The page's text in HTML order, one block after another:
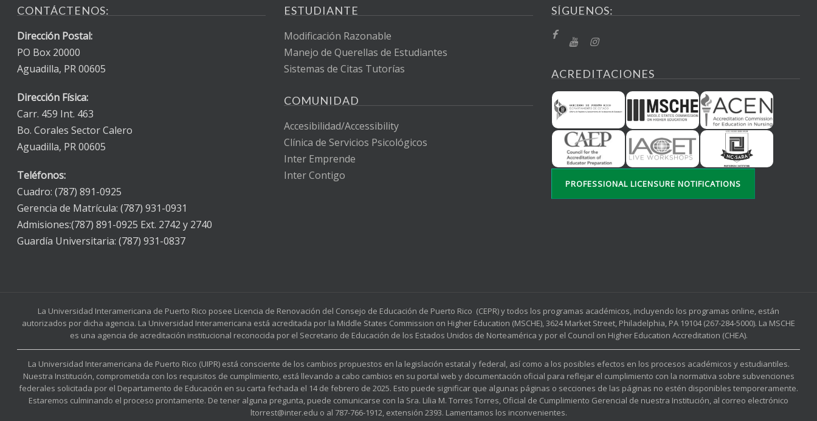
CONTÁCTENOS:
Dirección Postal:
PO Box 20000
Aguadilla, PR 00605
Dirección Física:
Carr. 459 Int. 463
Bo. Corales Sector Calero
Aguadilla, PR 00605
Teléfonos:
Cuadro: (787) 891-0925
Gerencia de Matrícula: (787) 931-0931
Admisiones:(787) 891-0925 Ext. 2742 y 2740
Guardía Universitaria: (787) 931-0837
ESTUDIANTE
Modificación Razonable
Manejo de Querellas de Estudiantes
Sistemas de Citas Tutorías
COMUNIDAD
Accesibilidad/Accessibility
Clínica de Servicios Psicológicos
Inter Emprende
Inter Contigo
SÍGUENOS:
ACREDITACIONES
PROFESSIONAL LICENSURE NOTIFICATIONS
La Universidad Interamericana de Puerto Rico posee Licencia de Renovación del Consejo de Educación de Puerto Rico (CEPR) y todos los programas académicos, incluyendo los programas online, están
autorizados por dicha agencia. La Universidad Interamericana está acreditada por la Middle States Commission on Higher Education (MSCHE), 3624 Market Street, Philadelphia, PA 19104 (267-284-5000). La MSCHE
es una agencia de acreditación institucional reconocida por el Secretario de Educación de los Estados Unidos de Norteamérica y por el Council on Higher Education Accreditation (CHEA).
La Universidad Interamericana de Puerto Rico (UIPR) está consciente de los cambios propuestos en la legislación estatal y federal, así como a los posibles efectos en los procesos académicos y estudiantiles.
Nuestra Institución, comprometida con los requisitos de cumplimiento, está llevando a cabo cambios en su portal web y documentación oficial para reflejar el cumplimiento con la normativa sobre subvenciones
federales solicitada por el Departamento de Educación en su carta fechada el 14 de febrero de 2025. Esto puede significar que algunas páginas o secciones de las páginas no estén disponibles temporeramente.
Estaremos culminando el proceso prontamente. De tener alguna pregunta, puede comunicarse con la Sra. Lilia M. Torres Torres, Oficial de Cumplimiento Gerencial de nuestra Institución, al correo electrónico
ltorrest@inter.edu o al 787-766-1912, extensión 2393. Lamentamos los inconvenientes.